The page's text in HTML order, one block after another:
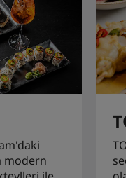
modern